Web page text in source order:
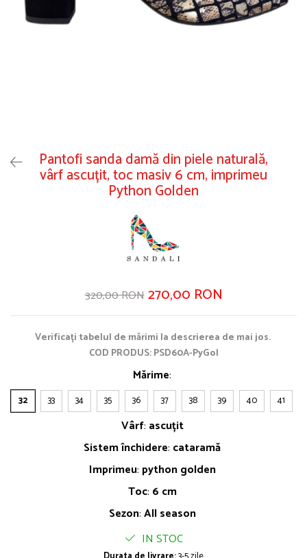
Pantofi sanda damă din piele naturală,
vârf ascuțit, toc masiv 6 cm, imprimeu
Python Golden
320,00 RON 270,00 RON
Verificați tabelul de mărimi la descrierea de mai jos.
COD PRODUS: PSD60A-PyGol
Mărime:
32 33 34 35 36 37 38 39 40 41
Vârf: ascuțit
Sistem închidere: cataramă
Imprimeu: python golden
Toc: 6 cm
Sezon:All season
IN STOC